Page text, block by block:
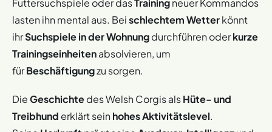
Futtersuchspiele oder dasTrainingneuer Kommandos
lasten ihn mental aus. Beischlechtem Wetterkönnt
ihrSuchspiele in der Wohnungdurchführen oderkurze
Trainingseinheitenabsolvieren, um
fürBeschäftigungzu sorgen.
DieGeschichtedes Welsh Corgis alsHüte- und
Treibhund erklärt seinhohes Aktivitätslevel.